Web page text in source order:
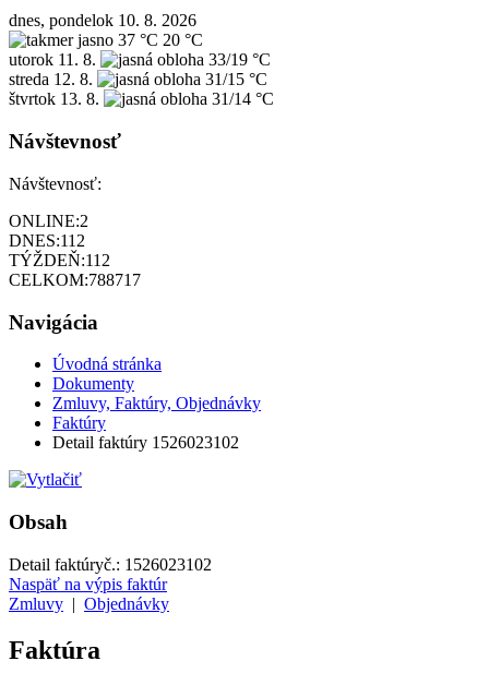
dnes, pondelok 10. 8. 2026
37 °C 20 °C
utorok 11. 8.
33/19 °C
streda 12. 8.
31/15 °C
štvrtok 13. 8. 31/14 °C
Návštevnosť
Návštevnosť:
ONLINE:2
DNES:112
TÝŽDEŇ:112
CELKOM:788717
Navigácia
Úvodná stránka
Dokumenty
Zmluvy, Faktúry, Objednávky
Faktúry
Detail faktúry 1526023102
Obsah
Detail faktúryč.: 1526023102
Naspäť na výpis faktúr
Zmluvy | Objednávky
Faktúra